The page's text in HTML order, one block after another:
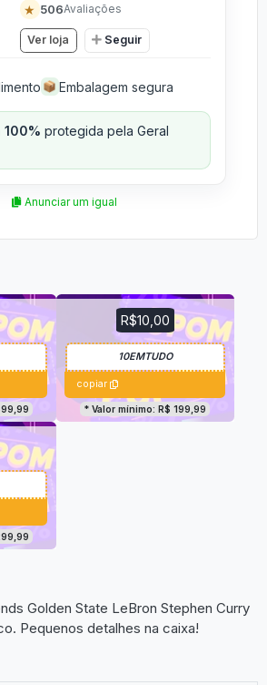
★ 506Avaliações
Ver loja Seguir
📦 Embalagem segura
100% protegida pela Geral
Anunciar um igual
R$10,00
copiar
* Valor mínimo: R$ 199,99
Golden State LeBron Stephen Curry
Pequenos detalhes na caixa!